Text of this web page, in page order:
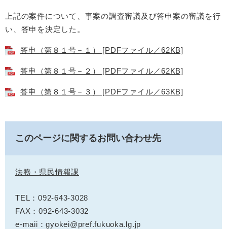
上記の案件について、事案の調査審議及び答申案の審議を行
い、答申を決定した。
答申（第８１号－１） [PDFファイル／62KB]
答申（第８１号－２） [PDFファイル／62KB]
答申（第８１号－３） [PDFファイル／63KB]
このページに関するお問い合わせ先
法務・県民情報課
TEL：092-643-3028
FAX：092-643-3032
e-maii：gyokei@pref.fukuoka.lg.jp